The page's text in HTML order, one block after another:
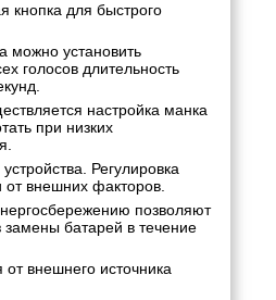
кнопка для быстрого
можно установить
голосов длительность
настройка манка
при низких
Регулировка
от внешних факторов.
позволяют
батарей в течение
внешнего источника